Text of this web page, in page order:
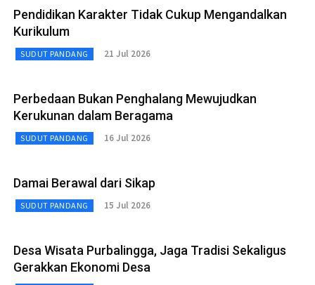
Pendidikan Karakter Tidak Cukup Mengandalkan
Kurikulum
SUDUT PANDANG 21 Jul 2026
Perbedaan Bukan Penghalang Mewujudkan
Kerukunan dalam Beragama
SUDUT PANDANG 16 Jul 2026
Damai Berawal dari Sikap
SUDUT PANDANG 15 Jul 2026
Desa Wisata Purbalingga, Jaga Tradisi Sekaligus
Gerakkan Ekonomi Desa